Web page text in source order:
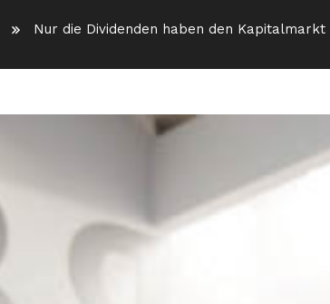
Nur die Dividenden haben den